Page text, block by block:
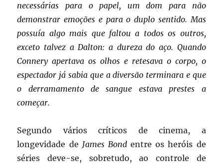
necessárias para o papel, um dom para não
demonstrar emoções e para o duplo sentido. Mas
possuía algo mais que faltou a todos os outros,
exceto talvez a Dalton: a dureza do aço. Quando
Connery apertava os olhos e retesava o corpo, o
espectador já sabia que a diversão terminara e que
o derramamento de sangue estava prestes a
começar.
Segundo vários críticos de cinema, a
longevidade de James Bondentre os heróis de
séries deve-se, sobretudo, ao controle de